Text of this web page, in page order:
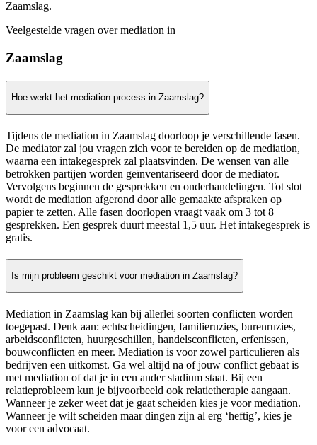
Zaamslag.
Veelgestelde vragen over mediation in
Zaamslag
Hoe werkt het mediation process in Zaamslag?
Tijdens de mediation in Zaamslag doorloop je verschillende fasen.
De mediator zal jou vragen zich voor te bereiden op de mediation,
waarna een intakegesprek zal plaatsvinden. De wensen van alle
betrokken partijen worden geïnventariseerd door de mediator.
Vervolgens beginnen de gesprekken en onderhandelingen. Tot slot
wordt de mediation afgerond door alle gemaakte afspraken op
papier te zetten. Alle fasen doorlopen vraagt vaak om 3 tot 8
gesprekken. Een gesprek duurt meestal 1,5 uur. Het intakegesprek is
gratis.
Is mijn probleem geschikt voor mediation in Zaamslag?
Mediation in Zaamslag kan bij allerlei soorten conflicten worden
toegepast. Denk aan: echtscheidingen, familieruzies, burenruzies,
arbeidsconflicten, huurgeschillen, handelsconflicten, erfenissen,
bouwconflicten en meer. Mediation is voor zowel particulieren als
bedrijven een uitkomst. Ga wel altijd na of jouw conflict gebaat is
met mediation of dat je in een ander stadium staat. Bij een
relatieprobleem kun je bijvoorbeeld ook relatietherapie aangaan.
Wanneer je zeker weet dat je gaat scheiden kies je voor mediation.
Wanneer je wilt scheiden maar dingen zijn al erg ‘heftig’, kies je
voor een advocaat.